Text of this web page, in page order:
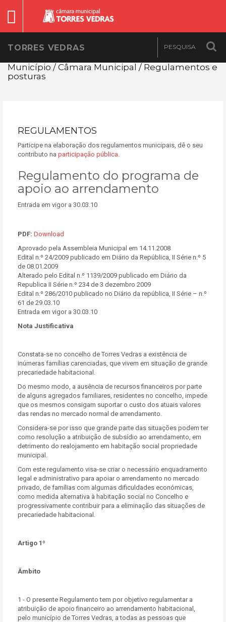
TORRES VEDRAS
Município / Câmara Municipal / Regulamentos e
posturas
REGULAMENTOS
Participe na elaboração dos regulamentos municipais, dê o seu
contributo na participação pública.
Regulamento do programa de
apoio ao arrendamento
Entrada em vigor a 30.03.10
PDF: Download
Aprovado pela Assembleia Municipal em 14.11.2008
Edital n.º 24/2009 publicado em Diário da República, II Série n.º 5
de 08.01.2009
Alterado pelo Edital n.º 1139/2009 publicado em Diário da
Republica II Série n.º 234 de 3 dezembro 2009
Edital n.º 286/2010 publicado no Diário da república, II Série – n.º
61 de 29.03.10
Entrada em vigor a 30.03.10
Nota Justificativa
Constata-se no concelho de Torres Vedras a existência de
inúmeras famílias carenciadas, que vivem em situação de grande
precariedade habitacional.
Do mesmo modo, a ausência de recursos financeiros por parte
de alguns agregados familiares, residentes no concelho, impede
que os mesmos consigam suportar o custo dos atuais valores
das rendas no mercado normal de arrendamento.
Considera-se por isso que grande parte das situações podem ter
como resolução a atribuição de subsídio ao arrendamento, em
detrimento do realojamento em habitação social propriedade
municipal.
Com este regulamento visa-se criar o necessário enquadramento
legal e administrativo para apoiar o arrendamento no mercado
privado, de famílias com algumas dificuldades económicas,
como medida alternativa à habitação social no Concelho e
progressivamente contribuir para a eliminação das situações de
precariedade habitacional.
Artigo 1º
Âmbito
1 - O presente Regulamento tem por objetivo regulamentar a
atribuição de apoio financeiro ao arrendamento habitacional,
pelo município de Torres Vedras, a todas as pessoas que